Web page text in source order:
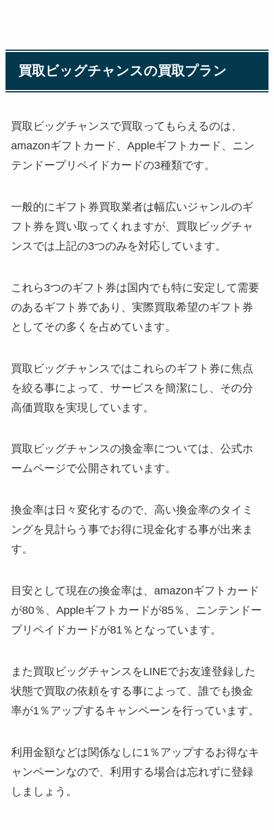
買取ビッグチャンスの買取プラン
買取ビッグチャンスで買取ってもらえるのは、
amazonギフトカード、Appleギフトカード、ニン
テンドープリペイドカードの3種類です。
一般的にギフト券買取業者は幅広いジャンルのギ
フト券を買い取ってくれますが、買取ビッグチャ
ンスでは上記の3つのみを対応しています。
これら3つのギフト券は国内でも特に安定して需要
のあるギフト券であり、実際買取希望のギフト券
としてその多くを占めています。
買取ビッグチャンスではこれらのギフト券に焦点
を絞る事によって、サービスを簡潔にし、その分
高価買取を実現しています。
買取ビッグチャンスの換金率については、公式ホ
ームページで公開されています。
換金率は日々変化するので、高い換金率のタイミ
ングを見計らう事でお得に現金化する事が出来ま
す。
目安として現在の換金率は、amazonギフトカード
が80％、Appleギフトカードが85％、ニンテンドー
プリペイドカードが81％となっています。
また買取ビッグチャンスをLINEでお友達登録した
状態で買取の依頼をする事によって、誰でも換金
率が1％アップするキャンペーンを行っています。
利用金額などは関係なしに1％アップするお得なキ
ャンペーンなので、利用する場合は忘れずに登録
しましょう。